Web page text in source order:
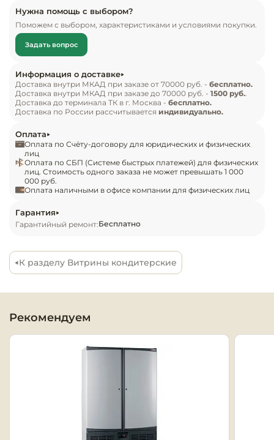
Инвентарь
Кухонный
Нейтральное
общепита
Весовое
химчисток и
готовых блюд и скоропортящихся продуктов.
Особенности:
— Оттайка: автоматическая
— Панель управления: электронная
— Размер полки: 535х535 мм
полку: 5 кг
Нужна помощь с выбором?
Поможем с выбором, характеристиками и условиями покупки.
Задать вопрос
Информация о доставке
Доставка внутри МКАД при заказе от 70000 руб. - бесплатно.
Доставка внутри МКАД при заказе до 70000 руб. - 1500 руб..
Доставка до терминала ТК в г. Москва - бесплатно.
Доставка по России рассчитывается индивидуально.
Оплата
Оплата по Счёту-договору для юридических и физических
лиц
Оплата по СБП (Системе быстрых платежей) для физических
лиц. Стоимость одного заказа не может превышать 1 000
000 руб.
Оплата наличными в офисе компании для физических лиц
Гарантия
Гарантийный ремонт:Бесплатно
К разделу Витрины кондитерские
Рекомендуем